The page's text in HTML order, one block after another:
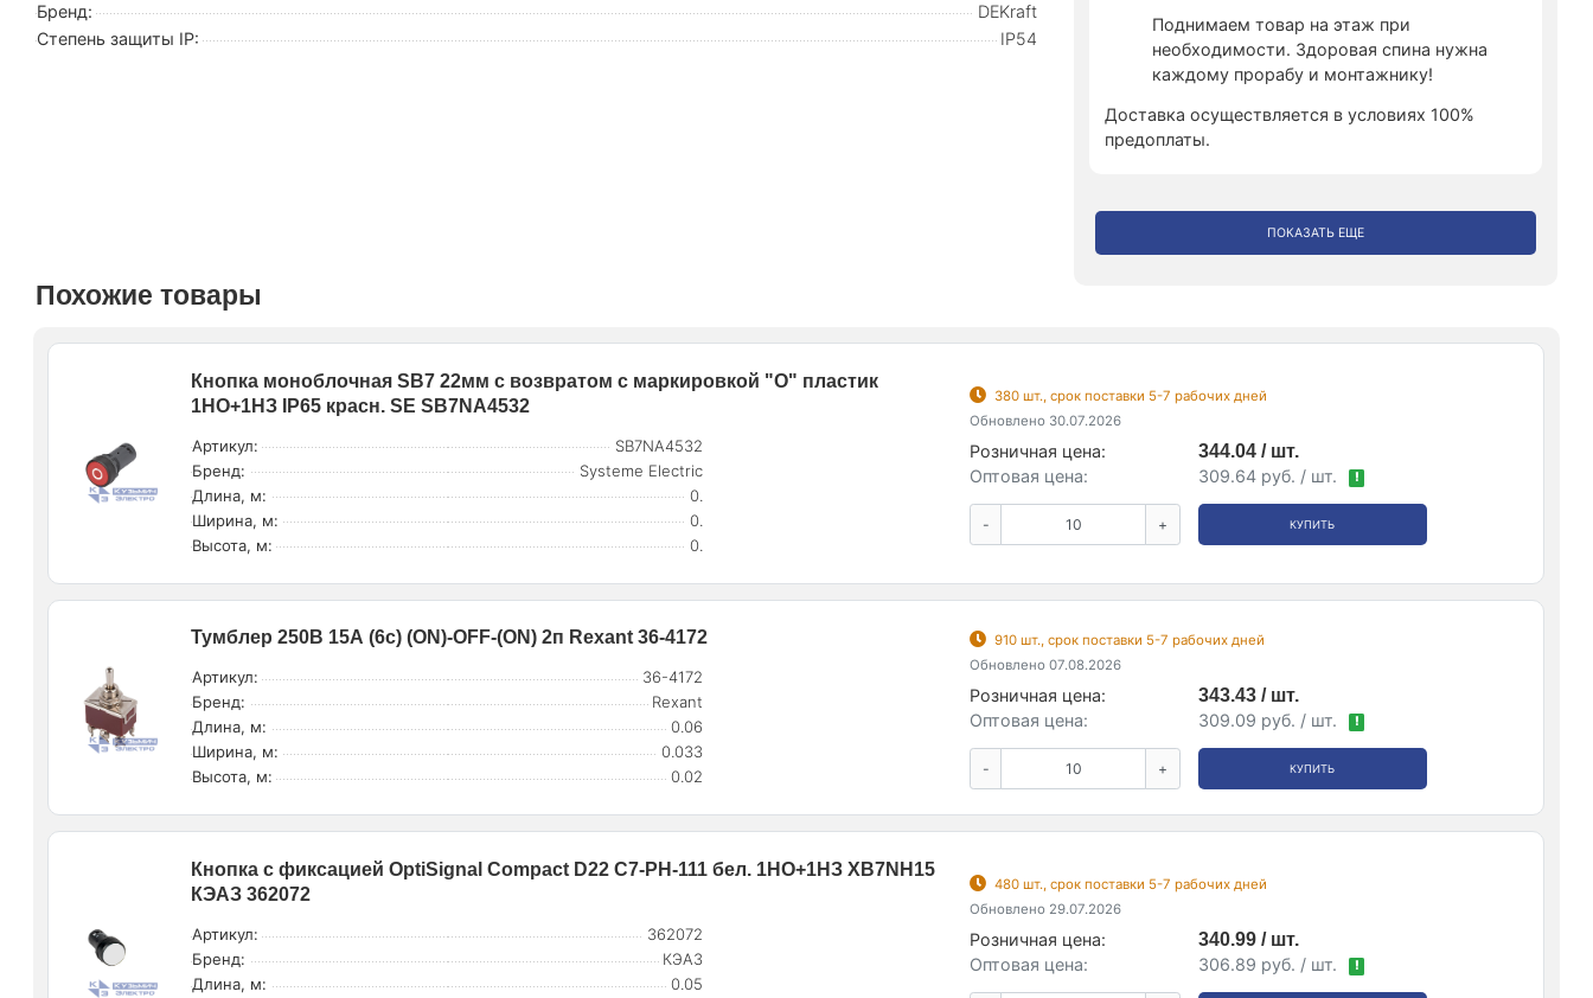
Поднимаем товар на этаж при
необходимости. Здоровая спина нужна
каждому прорабу и монтажнику!
Доставка осуществляется в условиях 100%
предоплаты.
ПОКАЗАТЬ ЕЩЕ
Бренд:
DEKraft
Степень защиты IP:
IP54
Похожие товары
Кнопка моноблочная SB7 22мм с возвратом с маркировкой "O" пластик
1НО+1НЗ IP65 красн. SE SB7NA4532
Артикул:
SB7NA4532
Бренд:
Systeme Electric
Длина, м:
0.
Ширина, м:
0.
Высота, м:
0.
380 шт., срок поставки 5-7 рабочих дней
Обновлено 30.07.2026
Розничная цена:
344.04 / шт.
Оптовая цена:
309.64 руб. / шт. !
- + КУПИТЬ
Тумблер 250В 15А (6с) (ON)-OFF-(ON) 2п Rexant 36-4172
Артикул:
36-4172
Бренд:
Rexant
Длина, м:
0.06
Ширина, м:
0.033
Высота, м:
0.02
910 шт., срок поставки 5-7 рабочих дней
Обновлено 07.08.2026
Розничная цена:
343.43 / шт.
Оптовая цена:
309.09 руб. / шт. !
- + КУПИТЬ
Кнопка с фиксацией OptiSignal Compact D22 С7-PH-111 бел. 1НО+1НЗ XB7NH15
КЭАЗ 362072
Артикул:
362072
Бренд:
КЭАЗ
Длина, м:
0.05
480 шт., срок поставки 5-7 рабочих дней
Обновлено 29.07.2026
Розничная цена:
340.99 / шт.
Оптовая цена:
306.89 руб. / шт. !